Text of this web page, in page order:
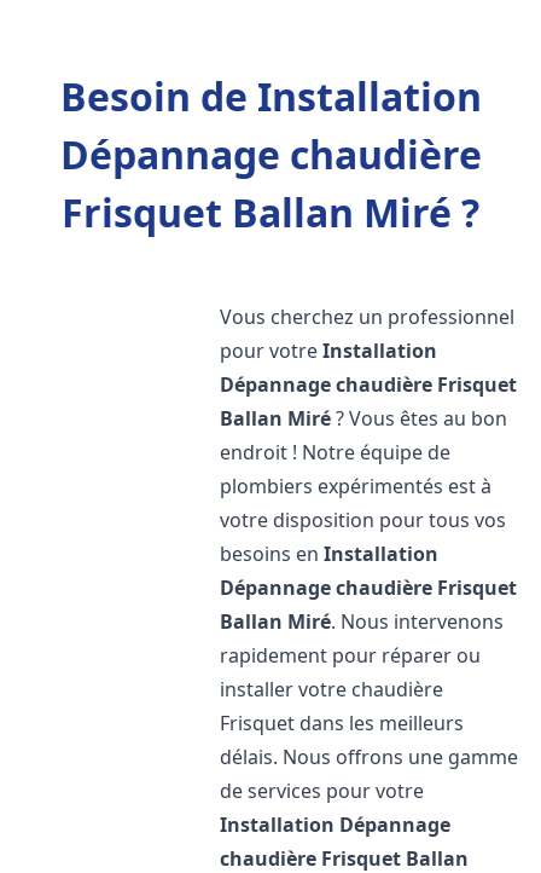
Besoin de Installation
Dépannage chaudière
Frisquet Ballan Miré ?
Vous cherchez un professionnel
pour votreInstallation
Dépannage chaudière Frisquet
Ballan Miré? Vous êtes au bon
endroit ! Notre équipe de
plombiers expérimentés est à
votre disposition pour tous vos
besoins enInstallation
Dépannage chaudière Frisquet
Ballan Miré. Nous intervenons
rapidement pour réparer ou
installer votre chaudière
Frisquet dans les meilleurs
délais. Nous offrons une gamme
de services pour votre
Installation Dépannage
chaudière Frisquet Ballan